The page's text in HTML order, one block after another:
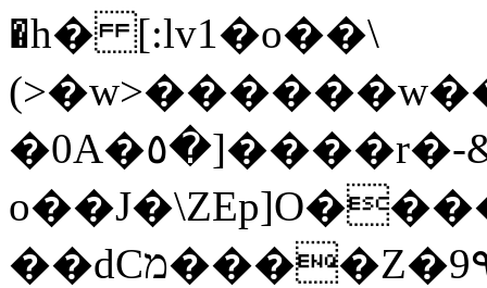
�h� [:lv1�o��\
�0A�٥�]����r�-&�1�4j㌔
��dCמ����Z�9٩��qw�����h�����s���:�rqfMЃ�yAq��9��e'qN��e�����6>��